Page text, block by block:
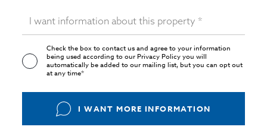
Check the box to contact us and agree to your information
being used according to ourPrivacy Policyyou will
automatically be added to our mailing list, but you can opt out
at any time*
I WANT MORE INFORMATION